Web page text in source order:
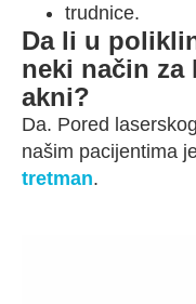
trudnice.
Da li u
neki način za
akni?
Da. Pored
našim pacijentima
tretman.